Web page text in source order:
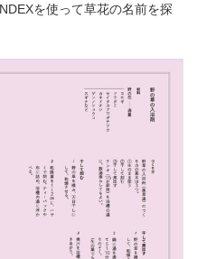
を使って草花の名前を探